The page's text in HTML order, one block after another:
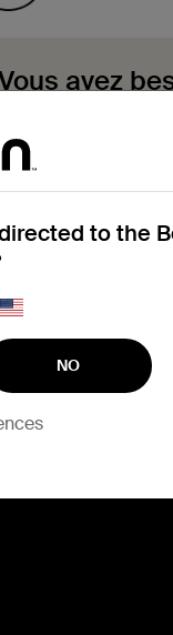
avez
Complétez ici le
garantie. Notre
Remplir un
Vous avez besoin
to the
NO